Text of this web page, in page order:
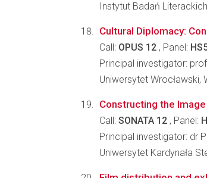
Instytut Badań
Cultural Diplomacy:
Call: OPUS 12 , Panel:
Principal investigator:
Uniwersytet Wrocławski,
Constructing the
Call: SONATA 12 , Panel:
Principal investigator: dr
Uniwersytet Kardynała